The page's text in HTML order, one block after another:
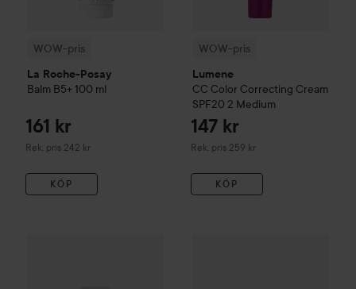
WOW-pris
La Roche-Posay
Balm B5+ 100 ml
161 kr
Rek. pris 242 kr
Rekommenderat pris 242 kr
KÖP
WOW-pris
Lumene
CC Color Correcting Cream
SPF20 2 Medium
147 kr
Rek. pris 259 kr
Rekommenderat pris 259 kr
KÖP